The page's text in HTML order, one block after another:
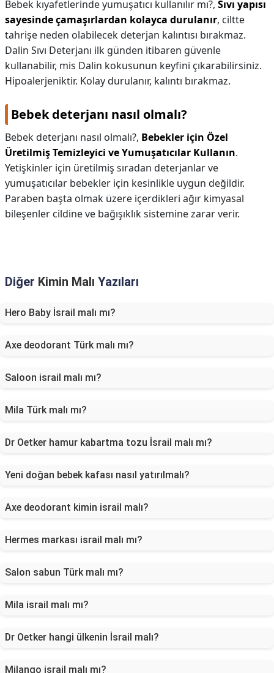
Bebek kıyafetlerinde yumuşatıcı kullanılır mı?, Sıvı yapısı
sayesinde çamaşırlardan kolayca durulanır, ciltte
tahrişe neden olabilecek deterjan kalıntısı bırakmaz.
Dalin Sıvı Deterjanı ilk günden itibaren güvenle
kullanabilir, mis Dalin kokusunun keyfini çıkarabilirsiniz.
Hipoalerjeniktir. Kolay durulanır, kalıntı bırakmaz.
Bebek deterjanı nasıl olmalı?
Bebek deterjanı nasıl olmalı?, Bebekler için Özel
Üretilmiş Temizleyici ve Yumuşatıcılar Kullanın.
Yetişkinler için üretilmiş sıradan deterjanlar ve
yumuşatıcılar bebekler için kesinlikle uygun değildir.
Paraben başta olmak üzere içerdikleri ağır kimyasal
bileşenler cildine ve bağışıklık sistemine zarar verir.
Diğer Kimin Malı Yazıları
Hero Baby İsrail malı mı?
Axe deodorant Türk malı mı?
Saloon israil malı mı?
Mila Türk malı mı?
Dr Oetker hamur kabartma tozu İsrail malı mı?
Yeni doğan bebek kafası nasıl yatırılmalı?
Axe deodorant kimin israil malı?
Hermes markası israil malı mı?
Salon sabun Türk malı mı?
Mila israil malı mı?
Dr Oetker hangi ülkenin İsrail malı?
Milango israil malı mı?